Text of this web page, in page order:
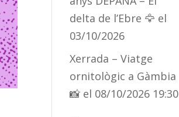
delta de l’Ebre 🦅 el
03/10/2026
Xerrada – Viatge
ornitològic a Gàmbia
📸 el 08/10/2026 19:30